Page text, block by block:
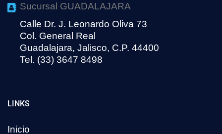
Sucursal GUADALAJARA
Calle Dr. J. Leonardo Oliva 73
Col. General Real
Guadalajara, Jalisco, C.P. 44400
Tel. (33) 3647 8498
LINKS
Inicio